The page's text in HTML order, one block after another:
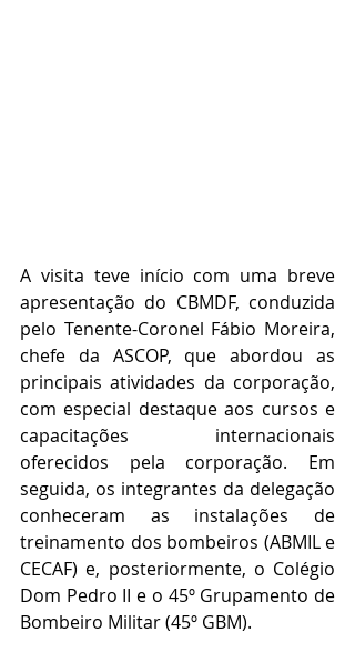
A visita teve início com uma breve
apresentação do CBMDF, conduzida
pelo Tenente-Coronel Fábio Moreira,
chefe da ASCOP, que abordou as
principais atividades da corporação,
com especial destaque aos cursos e
capacitações internacionais
oferecidos pela corporação. Em
seguida, os integrantes da delegação
conheceram as instalações de
treinamento dos bombeiros (ABMIL e
CECAF) e, posteriormente, o Colégio
Dom Pedro II e o 45º Grupamento de
Bombeiro Militar (45º GBM).